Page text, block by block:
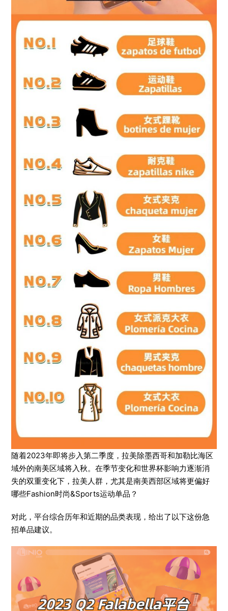
随着2023年即将步入第二季度，拉美除墨西哥和加勒比海区
域外的南美区域将入秋。在季节变化和世界杯影响力逐渐消
失的双重变化下，拉美人群，尤其是南美西部区域将更偏好
哪些Fashion时尚&Sports运动单品？
对此，平台综合历年和近期的品类表现，给出了以下这份急
招单品建议。